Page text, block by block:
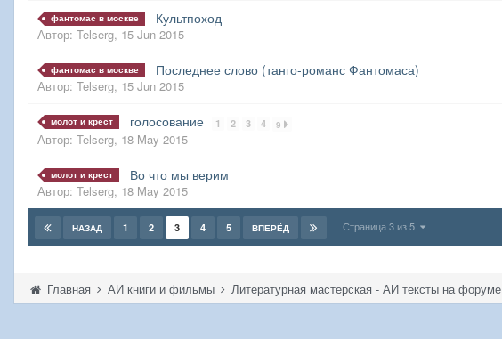
фантомас в москве Культпоход
Автор: Telserg, 15 Jun 2015
фантомас в москве Последнее слово (танго-романс Фантомаса)
Автор: Telserg, 15 Jun 2015
молот и крест голосование 1 2 3 4 9
Автор: Telserg, 18 May 2015
молот и крест Во что мы верим
Автор: Telserg, 18 May 2015
НАЗАД 1 2 3 4 5 ВПЕРЁД Страница 3 из 5
Главная АИ книги и фильмы Литературная мастерская - АИ тексты на форуме